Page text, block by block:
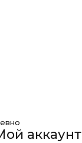
аккаунт